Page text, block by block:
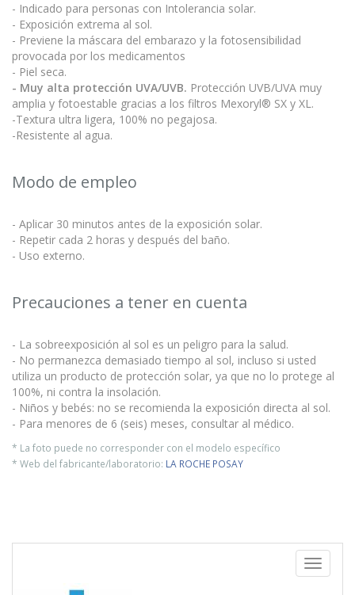
- Indicado para personas con Intolerancia solar.
- Exposición extrema al sol.
- Previene la máscara del embarazo y la fotosensibilidad
provocada por los medicamentos
- Piel seca.
- Muy alta protección UVA/UVB. Protección UVB/UVA muy
amplia y fotoestable gracias a los filtros Mexoryl® SX y XL.
-Textura ultra ligera, 100% no pegajosa.
-Resistente al agua.
Modo de empleo
- Aplicar 30 minutos antes de la exposición solar.
- Repetir cada 2 horas y después del baño.
- Uso externo.
Precauciones a tener en cuenta
- La sobreexposición al sol es un peligro para la salud.
- No permanezca demasiado tiempo al sol, incluso si usted
utiliza un producto de protección solar, ya que no lo protege al
100%, ni contra la insolación.
- Niños y bebés: no se recomienda la exposición directa al sol.
- Para menores de 6 (seis) meses, consultar al médico.
* La foto puede no corresponder con el modelo específico
* Web del fabricante/laboratorio: LA ROCHE POSAY
Toggle